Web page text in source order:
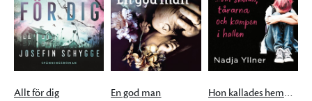
Allt för dig En god man Hon kallades hemmasittare